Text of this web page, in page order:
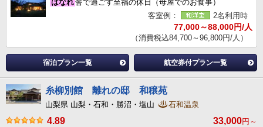
はなれ舎で過ごす至福の休日（母屋でのお食事）
客室例：
2名利用時
77,000～88,000円/人
（消費税込84,700～96,800円/人）
宿泊プラン一覧 航空券付プラン一覧
糸柳別館 離れの邸 和穣苑
山梨県 山梨・石和・勝沼・塩山 石和温泉
4.89 33,000円～